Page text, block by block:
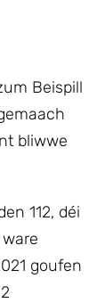
Beispill
bliwwe
112, déi
goufen